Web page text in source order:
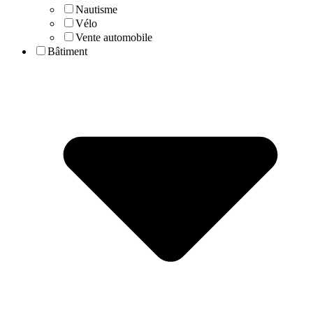
Nautisme
Vélo
Vente automobile
Bâtiment